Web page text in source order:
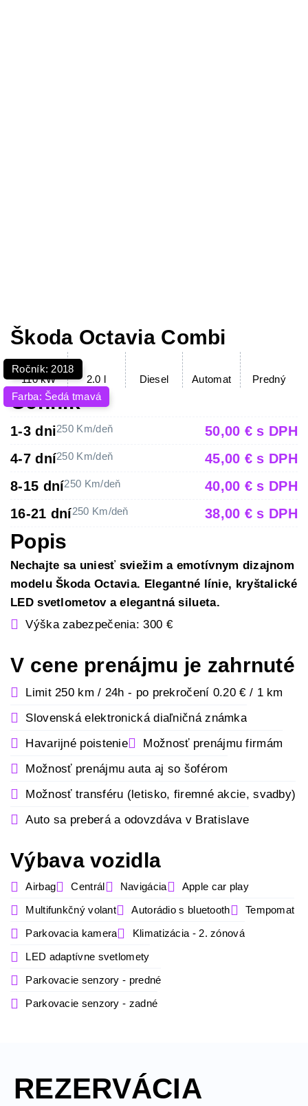
Škoda Octavia Combi
Ročník: 2018
Farba: Šedá tmavá
110 kW 2.0 l Diesel Automat Predný
Cenník
1-3 dni250 Km/deň
50,00 € s DPH
4-7 dní250 Km/deň
45,00 € s DPH
8-15 dní250 Km/deň
40,00 € s DPH
16-21 dní250 Km/deň 38,00 € s DPH
Popis
Nechajte sa uniesť sviežim a emotívnym dizajnom
modelu Škoda Octavia. Elegantné línie, kryštalické
LED svetlometov a elegantná silueta.
Výška zabezpečenia: 300 €
V cene prenájmu je zahrnuté
Limit 250 km / 24h - po prekročení 0.20 € / 1 km
Slovenská elektronická diaľničná známka
Havarijné poistenie
Možnosť prenájmu firmám
Možnosť prenájmu auta aj so šoférom
Možnosť transféru (letisko, firemné akcie, svadby)
Auto sa preberá a odovzdáva v Bratislave
Výbava vozidla
Airbag Centrál Navigácia
Apple car play
Multifunkčný volant
Autorádio s bluetooth
Tempomat
Parkovacia kamera
Klimatizácia - 2. zónová
LED adaptívne svetlomety
Parkovacie senzory - predné
Parkovacie senzory - zadné
REZERVÁCIA